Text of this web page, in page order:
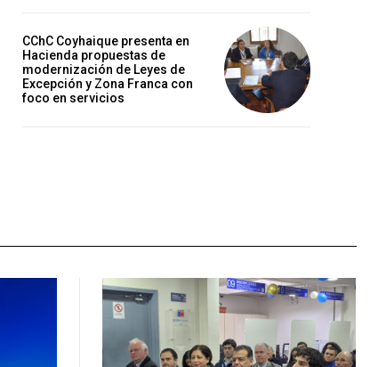
CChC Coyhaique presenta en
Hacienda propuestas de
modernización de Leyes de
Excepción y Zona Franca con
foco en servicios